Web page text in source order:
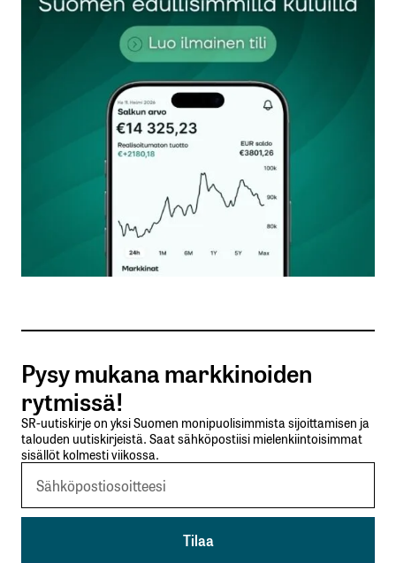
Sähköpostiosoitettasi ei julkaista.Pakolliset
kentät on merkitty*
Kommentti*
Nimesi tai nimimerkkisi
Sähköpostiosoitteesi
Tilaa SalkunRakentajan uutiskirje
Lähetä kommentti
Pysy mukana markkinoiden
rytmissä!
SR-uutiskirje on yksi Suomen monipuolisimmista sijoittamisen ja
talouden uutiskirjeistä. Saat sähköpostiisi mielenkiintoisimmat
sisällöt kolmesti viikossa.